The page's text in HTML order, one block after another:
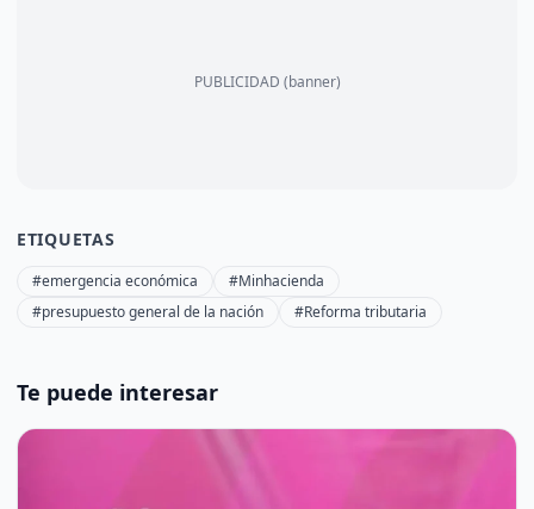
PUBLICIDAD (banner)
ETIQUETAS
#emergencia económica
#Minhacienda
#presupuesto general de la nación
#Reforma tributaria
Te puede interesar